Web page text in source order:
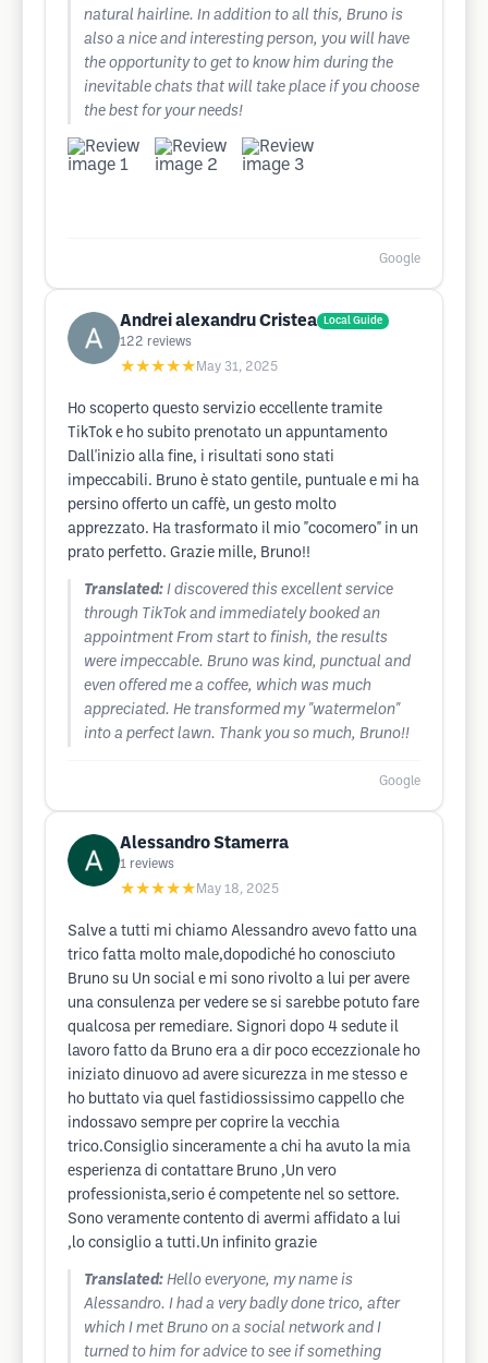
natural hairline. In addition to all this, Bruno is
also a nice and interesting person, you will have
the opportunity to get to know him during the
inevitable chats that will take place if you choose
the best for your needs!
Google
Andrei alexandru Cristea Local Guide
122 reviews
★★★★★ May 31, 2025
Ho scoperto questo servizio eccellente tramite
TikTok e ho subito prenotato un appuntamento
Dall'inizio alla fine, i risultati sono stati
impeccabili. Bruno è stato gentile, puntuale e mi ha
persino offerto un caffè, un gesto molto
apprezzato. Ha trasformato il mio "cocomero" in un
prato perfetto. Grazie mille, Bruno!!
Translated: I discovered this excellent service
through TikTok and immediately booked an
appointment From start to finish, the results
were impeccable. Bruno was kind, punctual and
even offered me a coffee, which was much
appreciated. He transformed my "watermelon"
into a perfect lawn. Thank you so much, Bruno!!
Google
Alessandro Stamerra
1 reviews
★★★★★ May 18, 2025
Salve a tutti mi chiamo Alessandro avevo fatto una
trico fatta molto male,dopodiché ho conosciuto
Bruno su Un social e mi sono rivolto a lui per avere
una consulenza per vedere se si sarebbe potuto fare
qualcosa per remediare. Signori dopo 4 sedute il
lavoro fatto da Bruno era a dir poco eccezzionale ho
iniziato dinuovo ad avere sicurezza in me stesso e
ho buttato via quel fastidiossissimo cappello che
indossavo sempre per coprire la vecchia
trico.Consiglio sinceramente a chi ha avuto la mia
esperienza di contattare Bruno ,Un vero
professionista,serio é competente nel so settore.
Sono veramente contento di avermi affidato a lui
,lo consiglio a tutti.Un infinito grazie
Translated: Hello everyone, my name is
Alessandro. I had a very badly done trico, after
which I met Bruno on a social network and I
turned to him for advice to see if something